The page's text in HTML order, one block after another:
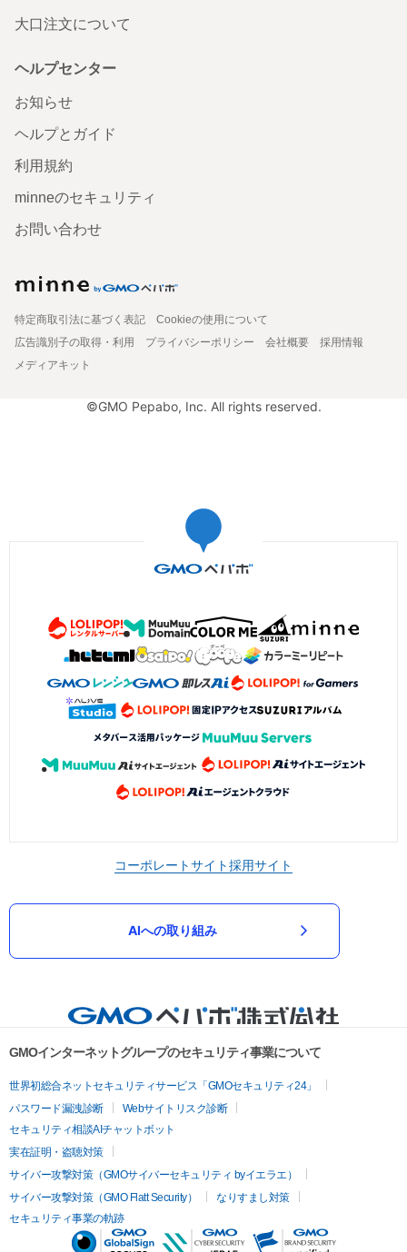
大口注文について
ヘルプセンター
お知らせ
ヘルプとガイド
利用規約
minneのセキュリティ
お問い合わせ
特定商取引法に基づく表記
Cookieの使用について
広告識別子の取得・利用
プライバシーポリシー 会社概要
採用情報
メディアキット
©GMO Pepabo, Inc. All rights reserved.
コーポレートサイト採用サイト
AIへの取り組み
GMOインターネットグループのセキュリティ事業について
世界初総合ネットセキュリティサービス「GMOセキュリティ24」
パスワード漏洩診断
Webサイトリスク診断
セキュリティ相談AIチャットボット
実在証明・盗聴対策
サイバー攻撃対策（GMOサイバーセキュリティ byイエラエ）
サイバー攻撃対策（GMO Flatt Security）
なりすまし対策
セキュリティ事業の軌跡